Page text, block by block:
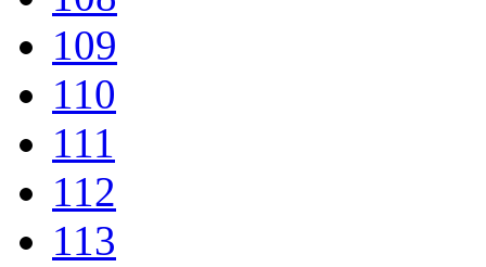
109
110
111
112
113